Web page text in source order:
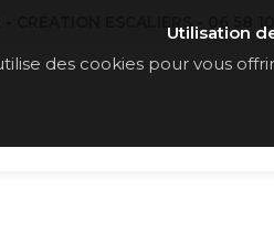
Utilisation
des cookies pour vous